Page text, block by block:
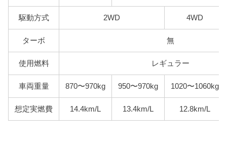
駆動方式 2WD 4WD
ターボ 無
使用燃料 レギュラー
車両重量 870〜970kg 950〜970kg 1020〜1060kg
想定実燃費 14.4km/L 13.4km/L 12.8km/L